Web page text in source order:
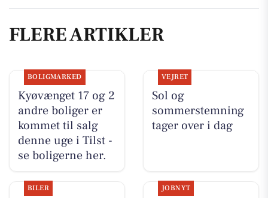
FLERE ARTIKLER
BOLIGMARKED
Kyøvænget 17 og 2
andre boliger er
kommet til salg
denne uge i Tilst -
se boligerne her.
VEJRET
Sol og
sommerstemning
tager over i dag
BILER JOBNYT